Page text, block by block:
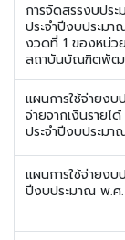
การจัดสรรงบปร
ประจำปีงบประม
งวดที่ 1 ของหน่ว
สถาบันบัณฑิตพั
แผนการใช้จ่ายงบ
จ่ายจากเงินรายไ
ประจำปีงบประม
แผนการใช้จ่ายงบ
ปีงบประมาณ พ.ศ